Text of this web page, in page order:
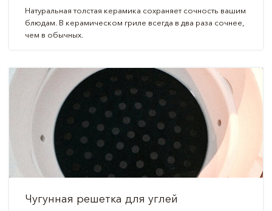
Натуральная толстая керамика сохраняет сочность вашим
блюдам. В керамическом гриле всегда в два раза сочнее,
чем в обычных.
Чугунная решетка для углей